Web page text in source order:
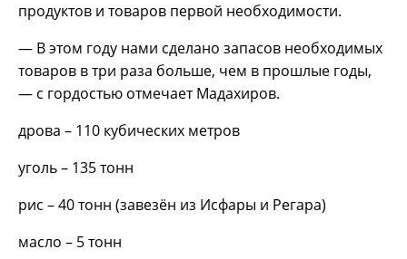
продуктов и товаров первой необходимости.
— В этом году нами сделано запасов необходимых
товаров в три раза больше, чем в прошлые годы,
— с гордостью отмечает Мадахиров.
дрова – 110 кубических метров
уголь – 135 тонн
рис – 40 тонн (завезён из Исфары и Регара)
масло – 5 тонн